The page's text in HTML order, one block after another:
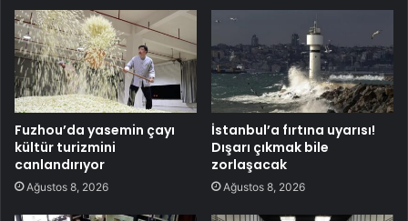
Fuzhou’da yasemin çayı
kültür turizmini
canlandırıyor
Ağustos 8, 2026
İstanbul’a fırtına uyarısı!
Dışarı çıkmak bile
zorlaşacak
Ağustos 8, 2026